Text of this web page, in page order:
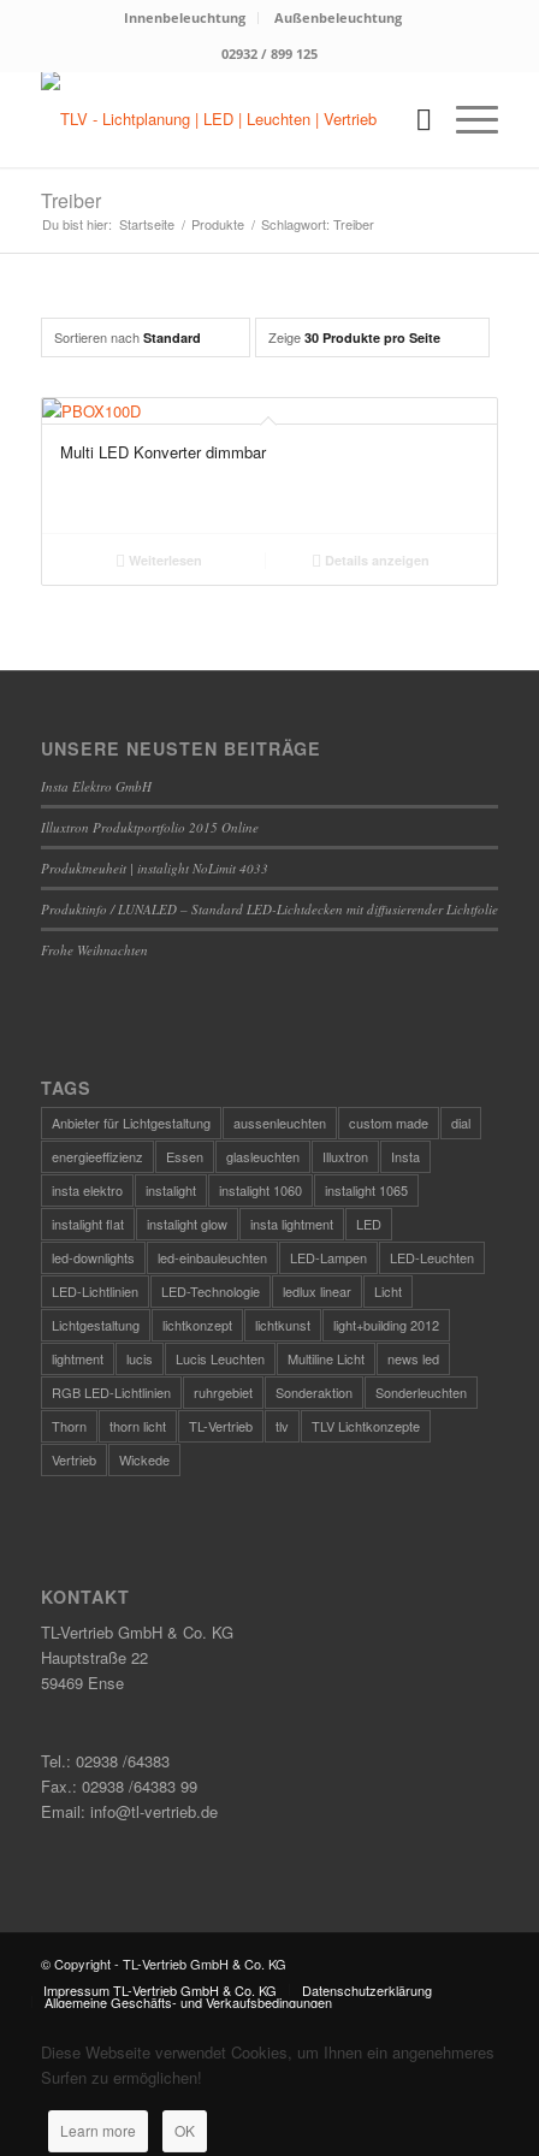
Innenbeleuchtung
Außenbeleuchtung
02932 / 899 125
Treiber
Du bist hier: Startseite / Produkte / Schlagwort: Treiber
Sortieren nach Standard Zeige 30 Produkte pro Seite
Multi LED Konverter dimmbar
Weiterlesen Details anzeigen
UNSERE NEUSTEN BEITRÄGE
Insta Elektro GmbH
Illuxtron Produktportfolio 2015 Online
Produktneuheit | instalight NoLimit 4033
Produktinfo / LUNALED – Standard LED-Lichtdecken mit diffusierender Lichtfolie
Frohe Weihnachten
TAGS
Anbieter für Lichtgestaltung aussenleuchten custom made
dial
energieeffizienz
Essen glasleuchten Illuxtron
Insta
insta elektro
instalight instalight 1060
instalight 1065
instalight flat
instalight glow insta lightment
LED
led-downlights
led-einbauleuchten LED-Lampen
LED-Leuchten
LED-Lichtlinien
LED-Technologie ledlux linear
Licht
Lichtgestaltung
lichtkonzept lichtkunst
light+building 2012
lightment
lucis Lucis Leuchten Multiline Licht
news led
RGB LED-Lichtlinien
ruhrgebiet Sonderaktion
Sonderleuchten
Thorn
thorn licht TL-Vertrieb tlv
TLV Lichtkonzepte
Vertrieb
Wickede
KONTAKT
TL-Vertrieb GmbH & Co. KG
Hauptstraße 22
59469 Ense
Tel.: 02938 /64383
Fax.: 02938 /64383 99
Email: info@tl-vertrieb.de
© Copyright - TL-Vertrieb GmbH & Co. KG
Impressum TL-Vertrieb GmbH & Co. KG
Datenschutzerklärung
Allgemeine Geschäfts- und Verkaufsbedingungen
Diese Webseite verwendet Cookies, um Ihnen ein angenehmeres
Surfen zu ermöglichen!
Learn more OK